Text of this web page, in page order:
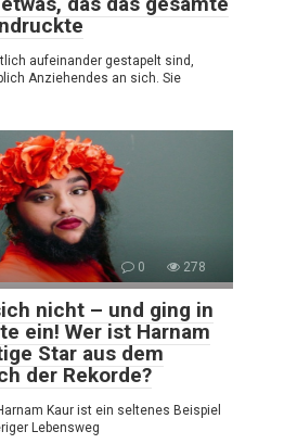
aufeinander gestapelt sind,
Anziehendes an sich. Sie
0 278
nicht – und ging in
ein! Wer ist Harnam
Star aus dem
der Rekorde?
Kaur ist ein seltenes Beispiel
Lebensweg